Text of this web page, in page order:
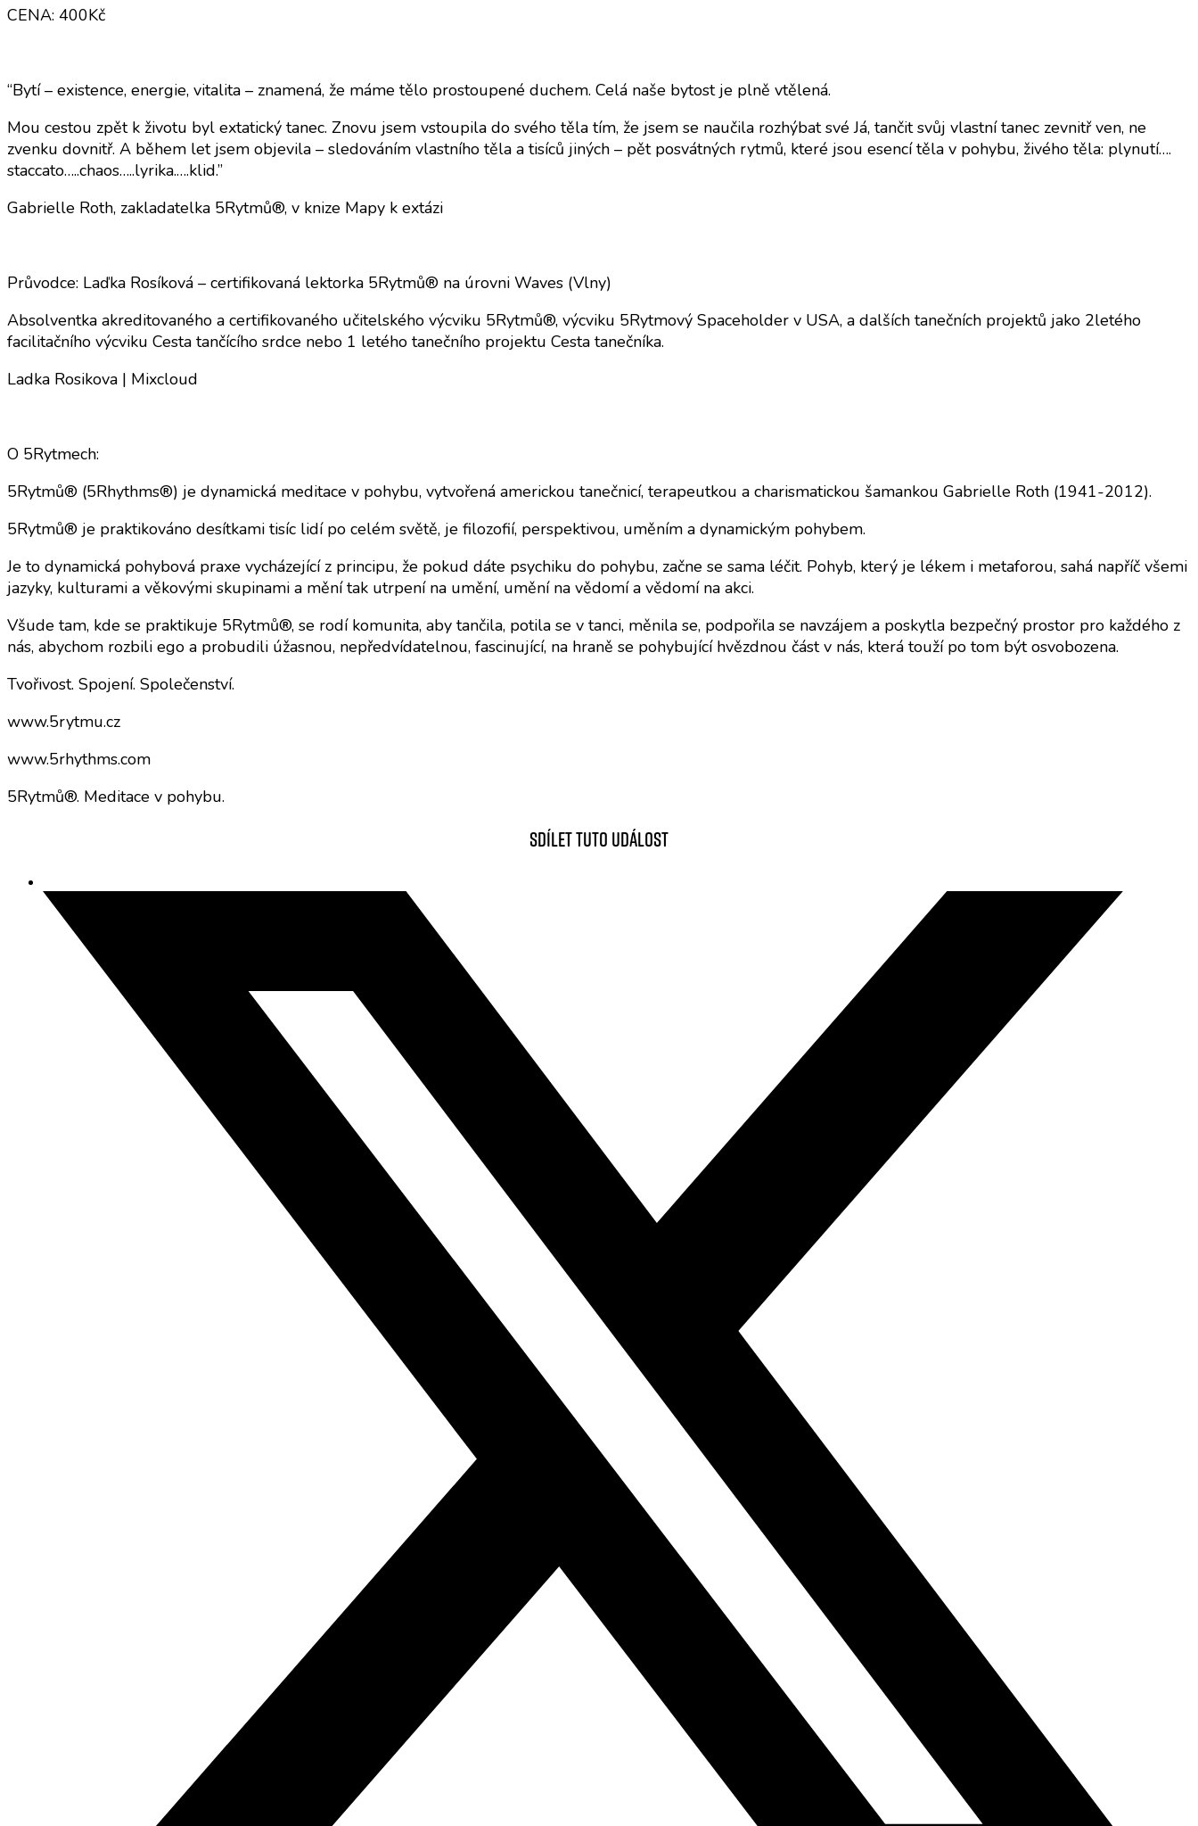
CENA: 400Kč
“Bytí – existence, energie, vitalita – znamená, že máme tělo prostoupené duchem. Celá naše bytost je plně vtělená.
Mou cestou zpět k životu byl extatický tanec. Znovu jsem vstoupila do svého těla tím, že jsem se naučila rozhýbat své Já, tančit svůj vlastní tanec zevnitř ven, ne
zvenku dovnitř. A během let jsem objevila – sledováním vlastního těla a tisíců jiných – pět posvátných rytmů, které jsou esencí těla v pohybu, živého těla: plynutí….
staccato…..chaos…..lyrika.….klid.”
Gabrielle Roth, zakladatelka 5Rytmů®, v knize Mapy k extázi
Průvodce: Laďka Rosíková – certifikovaná lektorka 5Rytmů® na úrovni Waves (Vlny)
Absolventka akreditovaného a certifikovaného učitelského výcviku 5Rytmů®, výcviku 5Rytmový Spaceholder v USA, a dalších tanečních projektů jako 2letého
facilitačního výcviku Cesta tančícího srdce nebo 1 letého tanečního projektu Cesta tanečníka.
Ladka Rosikova | Mixcloud
O 5Rytmech:
5Rytmů® (5Rhythms®) je dynamická meditace v pohybu, vytvořená americkou tanečnicí, terapeutkou a charismatickou šamankou Gabrielle Roth (1941-2012).
5Rytmů® je praktikováno desítkami tisíc lidí po celém světě, je filozofií, perspektivou, uměním a dynamickým pohybem.
Je to dynamická pohybová praxe vycházející z principu, že pokud dáte psychiku do pohybu, začne se sama léčit. Pohyb, který je lékem i metaforou, sahá napříč všemi
jazyky, kulturami a věkovými skupinami a mění tak utrpení na umění, umění na vědomí a vědomí na akci.
Všude tam, kde se praktikuje 5Rytmů®, se rodí komunita, aby tančila, potila se v tanci, měnila se, podpořila se navzájem a poskytla bezpečný prostor pro každého z
nás, abychom rozbili ego a probudili úžasnou, nepředvídatelnou, fascinující, na hraně se pohybující hvězdnou část v nás, která touží po tom být osvobozena.
Tvořivost. Spojení. Společenství.
www.5rytmu.cz
www.5rhythms.com
5Rytmů®. Meditace v pohybu.
Sdílet tuto událost